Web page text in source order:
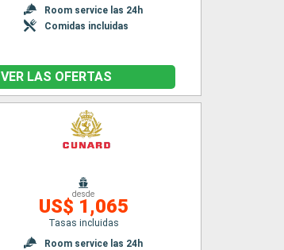
Room service las 24h
Comidas incluidas
VER LAS OFERTAS
desde
US$ 1,065
Tasas incluidas
Room service las 24h